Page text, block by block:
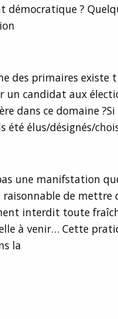
?
des primaires existe
un candidat aux
dans ce domaine
élus/désignés/
une manifstation
de mettre
interdit toute
à venir… Cette
la